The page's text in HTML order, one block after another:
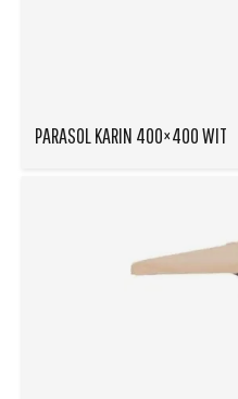
PARASOL KARIN 400×400 WIT